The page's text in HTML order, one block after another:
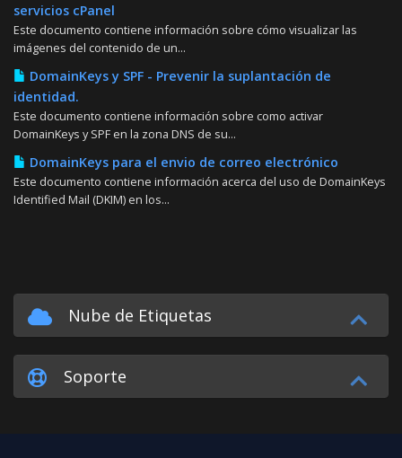
servicios cPanel
Este documento contiene información sobre cómo visualizar las
imágenes del contenido de un...
DomainKeys y SPF - Prevenir la suplantación de
identidad.
Este documento contiene información sobre como activar
DomainKeys y SPF en la zona DNS de su...
DomainKeys para el envio de correo electrónico
Este documento contiene información acerca del uso de DomainKeys
Identified Mail (DKIM) en los...
Nube de Etiquetas
Soporte